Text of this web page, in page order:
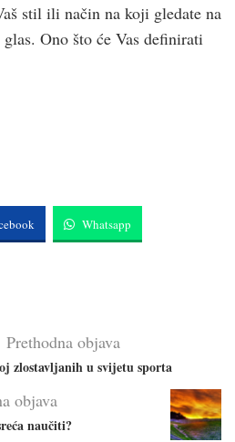
stil ili način na koji gledate na
Ono što će Vas definirati
Whatsapp
Prethodna objava
zlostavljanih u svijetu sporta
objava
naučiti?